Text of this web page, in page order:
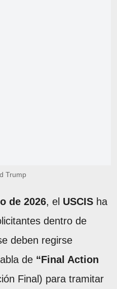
Trump
de 2026, el USCIS ha
dentro de
deben regirse
de “Final Action
Final) para tramitar